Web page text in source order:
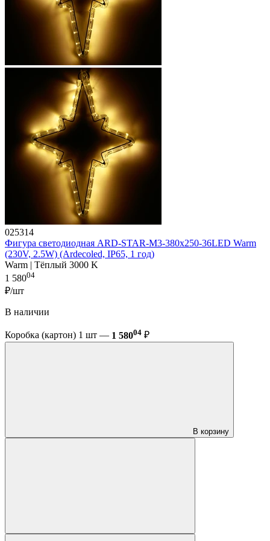
025314
Фигура cветодиодная ARD-STAR-M3-380x250-36LED Warm
(230V, 2.5W) (Ardecoled, IP65, 1 год)
Warm | Тёплый 3000 K
1 58004
₽/шт
В наличии
Коробка (картон) 1 шт — 1 58004 ₽
В корзину